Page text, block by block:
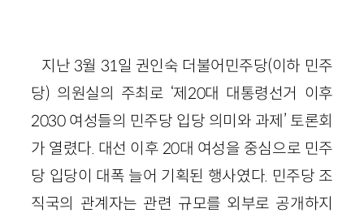
지난 3월 31일 권인숙 더불어민주당(이하 민주
당) 의원실의 주최로 ‘제20대 대통령선거 이후
2030 여성들의 민주당 입당 의미와 과제’ 토론회
가 열렸다. 대선 이후 20대 여성을 중심으로 민주
당 입당이 대폭 늘어 기획된 행사였다. 민주당 조
직국의 관계자는 관련 규모를 외부로 공개하지